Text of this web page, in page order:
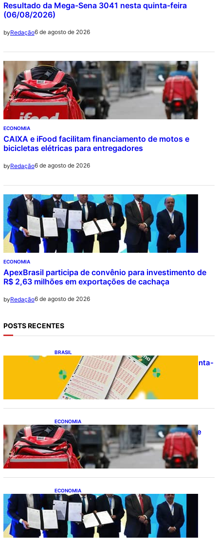
Resultado da Mega-Sena 3041 nesta quinta-feira
(06/08/2026)
byRedação6 de agosto de 2026
ECONOMIA
CAIXA e iFood facilitam financiamento de motos e
bicicletas elétricas para entregadores
byRedação6 de agosto de 2026
ECONOMIA
ApexBrasil participa de convênio para investimento de
R$ 2,63 milhões em exportações de cachaça
byRedação6 de agosto de 2026
POSTS RECENTES
BRASIL
Resultado da Mega-Sena 3041 nesta quinta-
feira (06/08/2026)
ECONOMIA
CAIXA e iFood facilitam financiamento de
motos e bicicletas elétricas para
entregadores
ECONOMIA
ApexBrasil participa de convênio para
investimento de R$ 2,63 milhões em
exportações de cachaça